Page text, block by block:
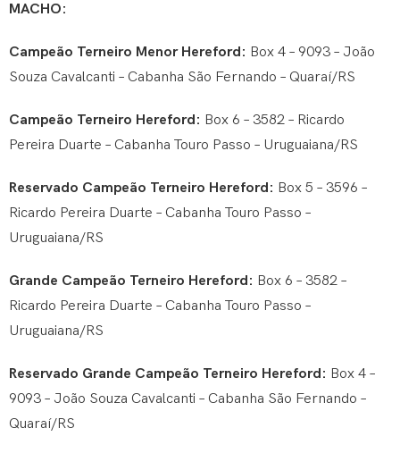
MACHO:
Campeão Terneiro Menor Hereford: Box 4 – 9093 – João
Souza Cavalcanti – Cabanha São Fernando – Quaraí/RS
Campeão Terneiro Hereford: Box 6 – 3582 – Ricardo
Pereira Duarte – Cabanha Touro Passo – Uruguaiana/RS
Reservado Campeão Terneiro Hereford: Box 5 – 3596 –
Ricardo Pereira Duarte – Cabanha Touro Passo –
Uruguaiana/RS
Grande Campeão Terneiro Hereford: Box 6 – 3582 –
Ricardo Pereira Duarte – Cabanha Touro Passo –
Uruguaiana/RS
Reservado Grande Campeão Terneiro Hereford: Box 4 –
9093 – João Souza Cavalcanti – Cabanha São Fernando –
Quaraí/RS